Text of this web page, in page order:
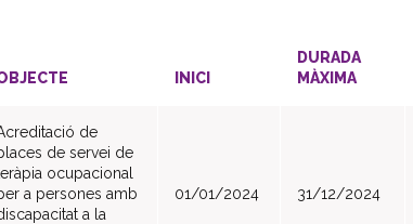
INICI
DURADA
MÀXIMA
de
de servei de
ocupacional
a persones amb
a la
01/01/2024 31/12/2024